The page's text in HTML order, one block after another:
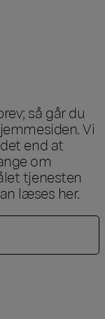
så går du
Vi
end at
om
tjenesten
læses her.